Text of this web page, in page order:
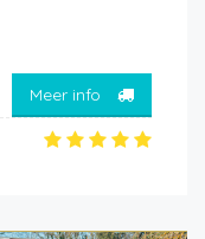
Meer info